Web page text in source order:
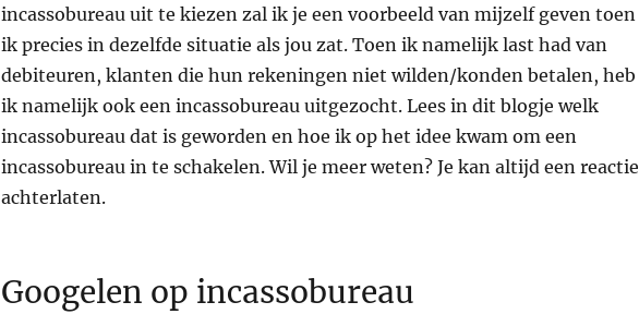
incassobureau uit te kiezen zal ik je een voorbeeld van mijzelf geven toen
ik precies in dezelfde situatie als jou zat. Toen ik namelijk last had van
debiteuren, klanten die hun rekeningen niet wilden/konden betalen, heb
ik namelijk ook een incassobureau uitgezocht. Lees in dit blogje welk
incassobureau dat is geworden en hoe ik op het idee kwam om een
incassobureau in te schakelen. Wil je meer weten? Je kan altijd een reactie
achterlaten.
Googelen op incassobureau